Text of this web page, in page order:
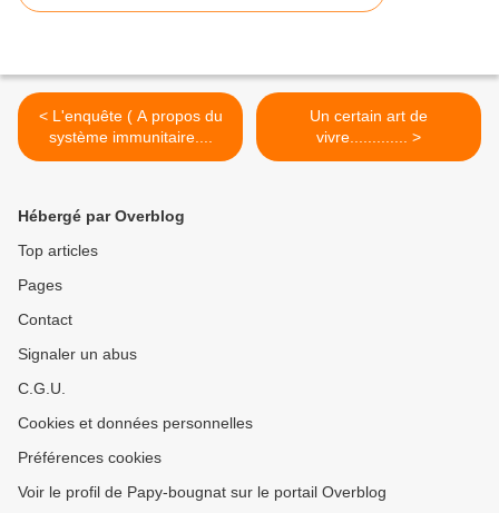
< L'enquête ( A propos du
système immunitaire....
Un certain art de
vivre............. >
Hébergé par Overblog
Top articles
Pages
Contact
Signaler un abus
C.G.U.
Cookies et données personnelles
Préférences cookies
Voir le profil de Papy-bougnat sur le portail Overblog